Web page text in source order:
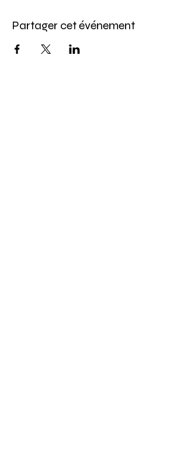
Partager cet événement